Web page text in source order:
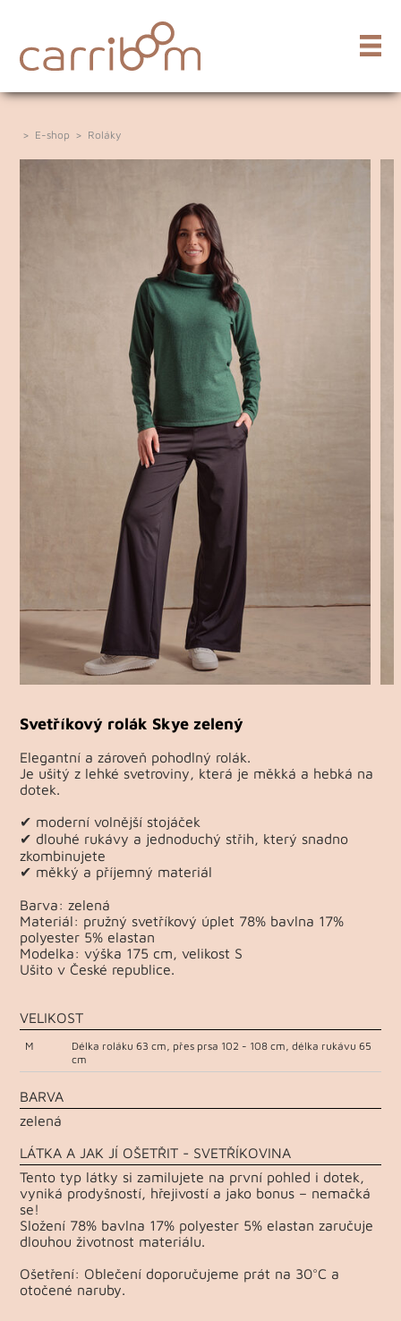
> E-shop > Roláky
Svetříkový rolák Skye zelený
Elegantní a zároveň pohodlný rolák.
Je ušitý z lehké svetroviny, která je měkká a hebká na
dotek.
✔ moderní volnější stojáček
✔ dlouhé rukávy a jednoduchý střih, který snadno
zkombinujete
✔ měkký a příjemný materiál
Barva: zelená
Materiál: pružný svetříkový úplet 78% bavlna 17%
polyester 5% elastan
Modelka: výška 175 cm, velikost S
Ušito v České republice.
VELIKOST
M
Délka roláku 63 cm, přes prsa 102 - 108 cm, délka rukávu 65
cm
BARVA
zelená
LÁTKA A JAK JÍ OŠETŘIT - SVETŘÍKOVINA
Tento typ látky si zamilujete na první pohled i dotek,
vyniká prodyšností, hřejivostí a jako bonus – nemačká
se!
Složení 78% bavlna 17% polyester 5% elastan zaručuje
dlouhou životnost materiálu.
Ošetření: Oblečení doporučujeme prát na 30°C a
otočené naruby.